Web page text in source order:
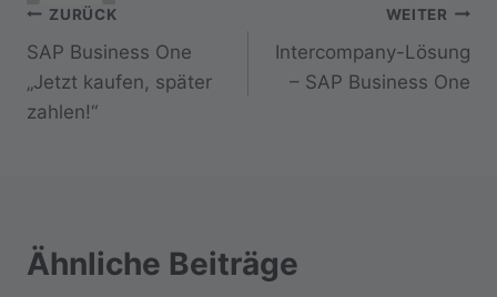
Beitragsnavigation
ZURÜCK
SAP Business One
„Jetzt kaufen, später
zahlen!“
WEITER
Intercompany-Lösung
– SAP Business One
Ähnliche Beiträge